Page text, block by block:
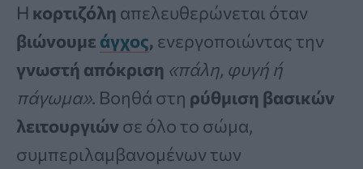
Η κορτιζόλη απελευθερώνεται όταν
βιώνουμε άγχος, ενεργοποιώντας την
γνωστή απόκριση «πάλη, φυγή ή
πάγωμα». Βοηθά στη ρύθμιση βασικών
λειτουργιών σε όλο το σώμα,
συμπεριλαμβανομένων των